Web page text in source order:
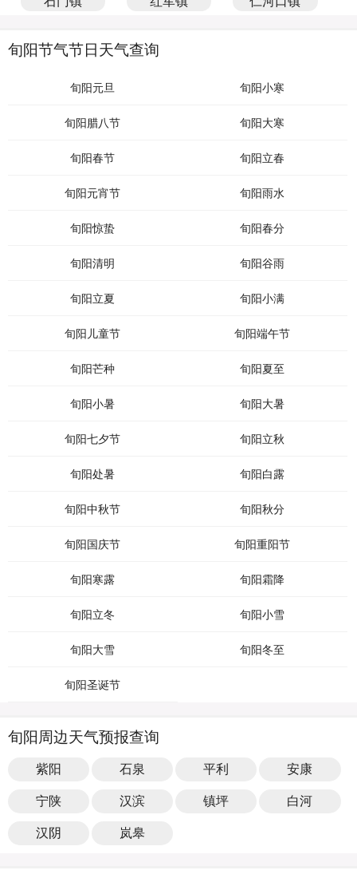
旬阳节气节日天气查询
旬阳元旦 旬阳小寒
旬阳腊八节 旬阳大寒
旬阳春节 旬阳立春
旬阳元宵节 旬阳雨水
旬阳惊蛰 旬阳春分
旬阳清明 旬阳谷雨
旬阳立夏 旬阳小满
旬阳儿童节 旬阳端午节
旬阳芒种 旬阳夏至
旬阳小暑 旬阳大暑
旬阳七夕节 旬阳立秋
旬阳处暑 旬阳白露
旬阳中秋节 旬阳秋分
旬阳国庆节 旬阳重阳节
旬阳寒露 旬阳霜降
旬阳立冬 旬阳小雪
旬阳大雪 旬阳冬至
旬阳圣诞节
旬阳周边天气预报查询
紫阳 石泉 平利 安康
宁陕 汉滨 镇坪 白河
汉阴 岚皋